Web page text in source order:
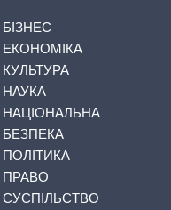
БІЗНЕС
ЕКОНОМІКА
КУЛЬТУРА
НАУКА
НАЦІОНАЛЬНА
БЕЗПЕКА
ПОЛІТИКА
ПРАВО
СУСПІЛЬСТВО